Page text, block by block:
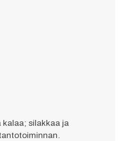
kalaa; silakkaa ja